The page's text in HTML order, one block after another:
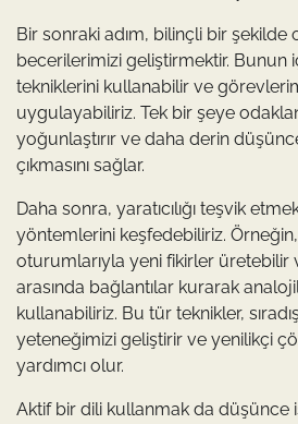
Bir sonraki adım, bilinçli bir şekilde
becerilerimizi geliştirmektir. Bunun
tekniklerini kullanabilir ve
uygulayabiliriz. Tek bir şeye
yoğunlaştırır ve daha derin
çıkmasını sağlar.
Daha sonra, yaratıcılığı teşvik
yöntemlerini keşfedebiliriz. Örneğin,
oturumlarıyla yeni fikirler üretebilir
arasında bağlantılar kurarak
kullanabiliriz. Bu tür teknikler,
yeteneğimizi geliştirir ve yenilikçi
yardımcı olur.
Aktif bir dili kullanmak da düşünce